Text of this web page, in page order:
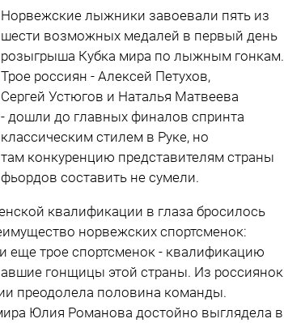
Норвежские лыжники завоевали пять из
шести возможных медалей в первый день
розыгрыша Кубка мира по лыжным гонкам.
Трое россиян - Алексей Петухов,
Сергей Устюгов и Наталья Матвеева
- дошли до главных финалов спринта
классическим стилем в Руке, но
там конкуренцию представителям страны
фьордов составить не сумели.
квалификации в глаза бросилось
норвежских спортсменок:
еще трое спортсменок - квалификацию
гонщицы этой страны. Из россиянок
преодолела половина команды.
Юлия Романова достойно выглядела в